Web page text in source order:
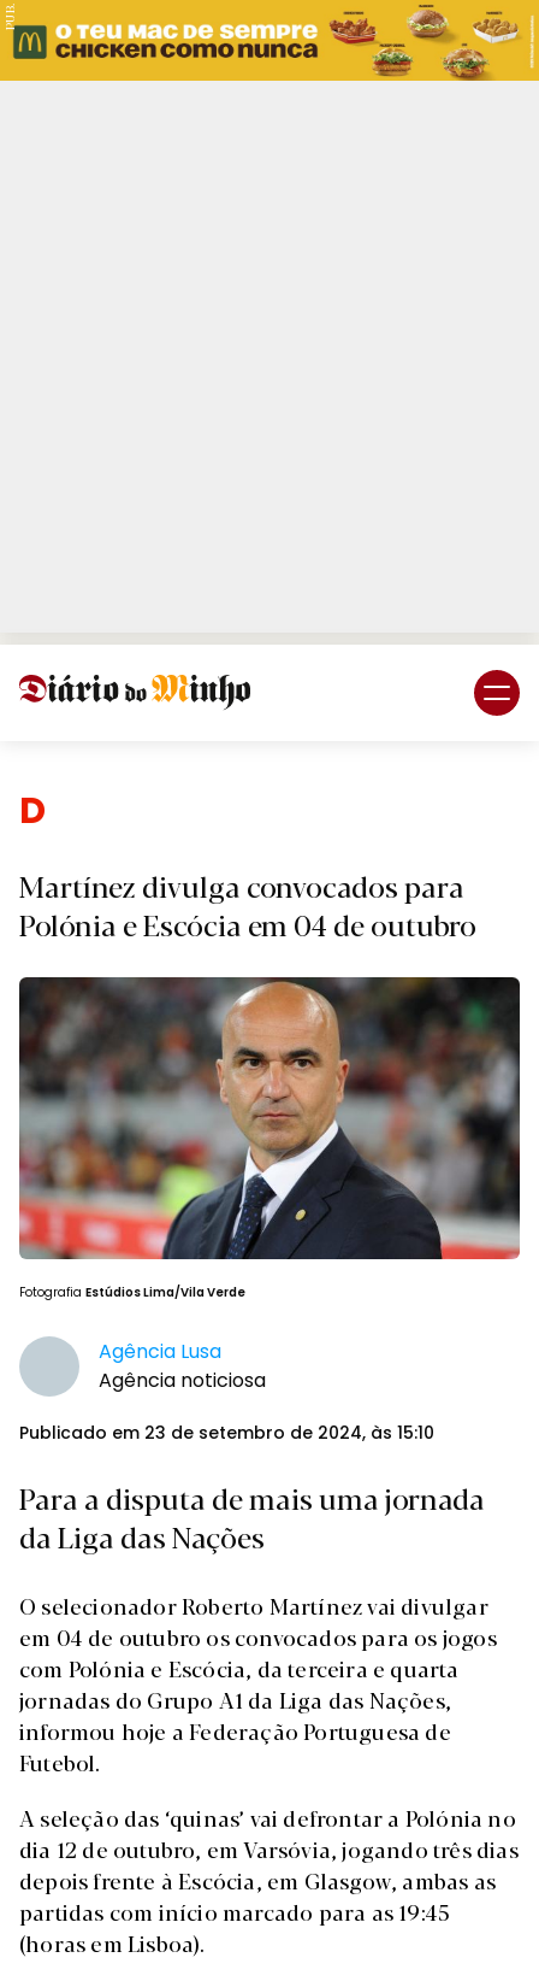
PUB.
Desport
Martínez divulga convocados para
Polónia e Escócia em 04 de outubro
Fotografia Estúdios Lima/Vila Verde
Agência Lusa
Agência noticiosa
Publicado em 23 de setembro de 2024, às 15:10
Para a disputa de mais uma jornada
da Liga das Nações
O selecionador Roberto Martínez vai divulgar
em 04 de outubro os convocados para os jogos
com Polónia e Escócia, da terceira e quarta
jornadas do Grupo A1 da Liga das Nações,
informou hoje a Federação Portuguesa de
Futebol.
A seleção das ‘quinas’ vai defrontar a Polónia no
dia 12 de outubro, em Varsóvia, jogando três dias
depois frente à Escócia, em Glasgow, ambas as
partidas com início marcado para as 19:45
(horas em Lisboa).